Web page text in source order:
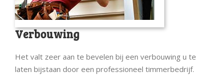
Verbouwing
Het valt zeer aan te bevelen bij een verbouwing u te
laten bijstaan door een professioneel timmerbedrijf.